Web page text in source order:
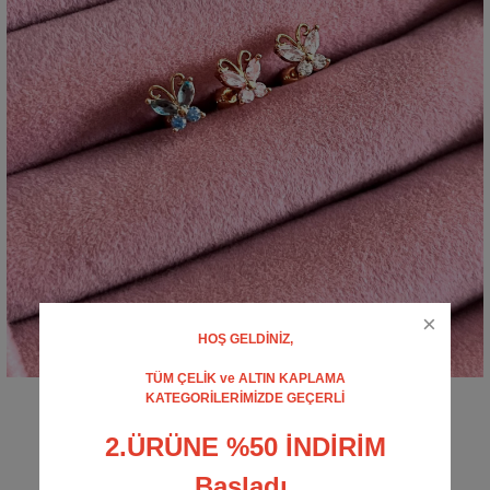
Tragus Küpeler | No.10
150,00 TL
HOŞ GELDİNİZ,
TÜM ÇELİK ve ALTIN KAPLAMA
KATEGORİLERİMİZDE GEÇERLİ
2.ÜRÜNE %50 İNDİRİM